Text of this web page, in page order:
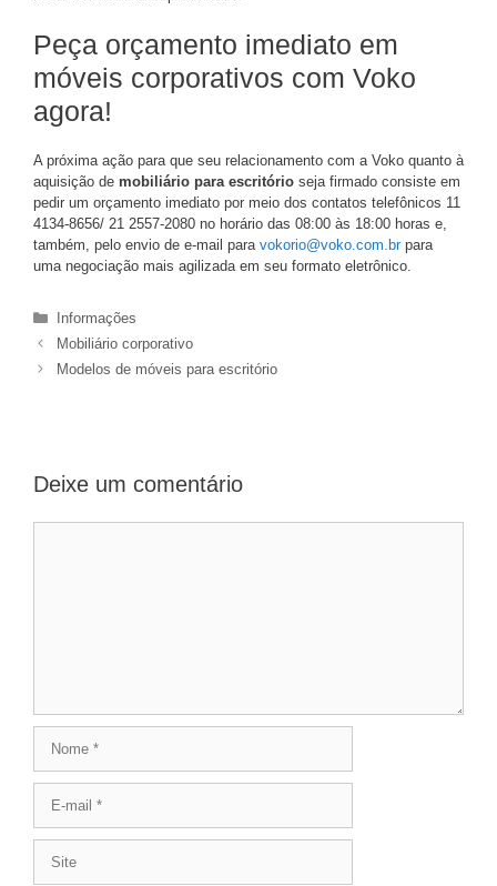
Peça orçamento imediato em
móveis corporativos com Voko
agora!
A próxima ação para que seu relacionamento com a Voko quanto à
aquisição de mobiliário para escritório seja firmado consiste em
pedir um orçamento imediato por meio dos contatos telefônicos 11
4134-8656/ 21 2557-2080 no horário das 08:00 às 18:00 horas e,
também, pelo envio de e-mail para vokorio@voko.com.br para
uma negociação mais agilizada em seu formato eletrônico.
Categorias
Informações
Mobiliário corporativo
Modelos de móveis para escritório
Deixe um comentário
mail